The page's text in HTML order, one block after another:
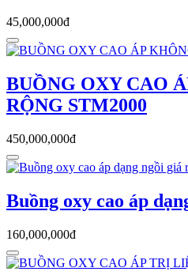
45,000,000đ
BUỒNG OXY CAO
RỘNG STM2000
450,000,000đ
Buồng oxy cao áp
160,000,000đ